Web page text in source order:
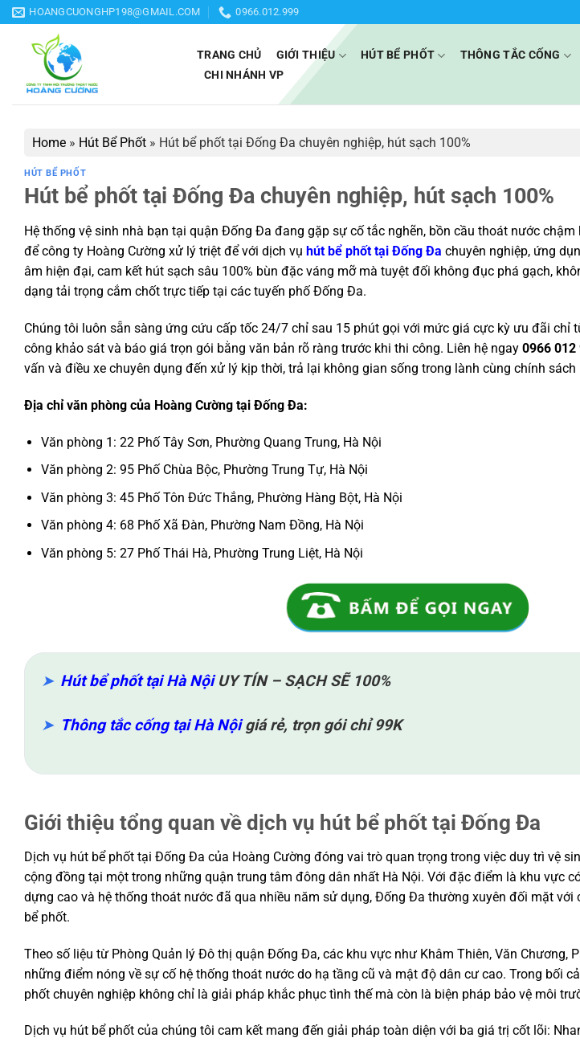
Bỏ
qua
HOANGCUONGHP198@GMAIL.COM 0966.012.999
TRANG CHỦ GIỚI THIỆU HÚT BỂ PHỐT THÔNG TẮC CỐNG
CHI NHÁNH VP
Home » Hút Bể Phốt » Hút bể phốt tại Đống Đa chuyên nghiệp, hút sạch 100%
HÚT BỂ PHỐT
Hút bể phốt tại Đống Đa chuyên nghiệp, hút sạch 100%
Hệ thống vệ sinh nhà bạn tại quận Đống Đa đang gặp sự cố tắc nghẽn, bồn cầu thoát nước
để công ty Hoàng Cường xử lý triệt để với dịch vụ hút bể phốt tại Đống Đa chuyên nghiệp, ứng
âm hiện đại, cam kết hút sạch sâu 100% bùn đặc váng mỡ mà tuyệt đối không đục phá gạch,
dạng tải trọng cắm chốt trực tiếp tại các tuyến phố Đống Đa.
Chúng tôi luôn sẵn sàng ứng cứu cấp tốc 24/7 chỉ sau 15 phút gọi với mức giá cực kỳ ưu đãi chỉ
công khảo sát và báo giá trọn gói bằng văn bản rõ ràng trước khi thi công. Liên hệ ngay 0966 012
vấn và điều xe chuyên dụng đến xử lý kịp thời, trả lại không gian sống trong lành cùng chính sách
Địa chỉ văn phòng của Hoàng Cường tại Đống Đa:
Văn phòng 1: 22 Phố Tây Sơn, Phường Quang Trung, Hà Nội
Văn phòng 2: 95 Phố Chùa Bộc, Phường Trung Tự, Hà Nội
Văn phòng 3: 45 Phố Tôn Đức Thắng, Phường Hàng Bột, Hà Nội
Văn phòng 4: 68 Phố Xã Đàn, Phường Nam Đồng, Hà Nội
Văn phòng 5: 27 Phố Thái Hà, Phường Trung Liệt, Hà Nội
Hút bể phốt tại Hà NộiUY TÍN – SẠCH SẼ 100%
Thông tắc cống tại Hà Nộigiá rẻ, trọn gói chỉ 99K
Giới thiệu tổng quan về dịch vụ hút bể phốt tại Đống Đa
Dịch vụ hút bể phốt tại Đống Đa của Hoàng Cường đóng vai trò quan trọng trong việc duy trì vệ
cộng đồng tại một trong những quận trung tâm đông dân nhất Hà Nội. Với đặc điểm là khu vực
dựng cao và hệ thống thoát nước đã qua nhiều năm sử dụng, Đống Đa thường xuyên đối mặt với
bể phốt.
Theo số liệu từ Phòng Quản lý Đô thị quận Đống Đa, các khu vực như Khâm Thiên, Văn Chương,
những điểm nóng về sự cố hệ thống thoát nước do hạ tầng cũ và mật độ dân cư cao. Trong bối
phốt chuyên nghiệp không chỉ là giải pháp khắc phục tình thế mà còn là biện pháp bảo vệ môi
Dịch vụ hút bể phốt của chúng tôi cam kết mang đến giải pháp toàn diện với ba giá trị cốt lõi: